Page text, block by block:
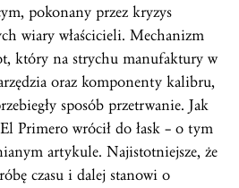
pokonany przez kryzys
wiary właścicieli. Mechanizm
który na strychu manufaktury w
oraz komponenty kalibru,
sposób przetrwanie. Jak
Primero wrócił do łask – o tym
artykule. Najistotniejsze, że
czasu i dalej stanowi o